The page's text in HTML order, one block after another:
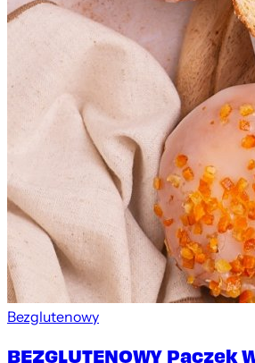
Bezglutenowy
BEZGLUTENOWY